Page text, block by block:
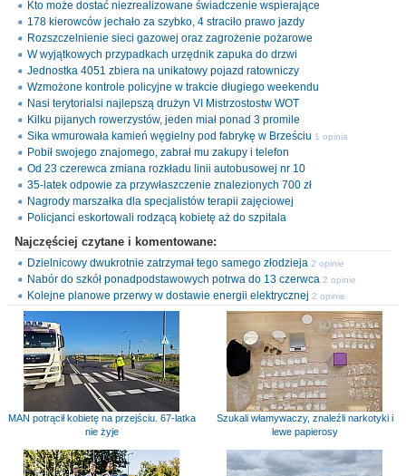
Kto może dostać niezrealizowane świadczenie wspierające
178 kierowców jechało za szybko, 4 straciło prawo jazdy
Rozszczelnienie sieci gazowej oraz zagrożenie pożarowe
W wyjątkowych przypadkach urzędnik zapuka do drzwi
Jednostka 4051 zbiera na unikatowy pojazd ratowniczy
Wzmożone kontrole policyjne w trakcie długiego weekendu
Nasi terytorialsi najlepszą drużyn VI Mistrzostostw WOT
Kilku pijanych rowerzystów, jeden miał ponad 3 promile
Sika wmurowała kamień węgielny pod fabrykę w Brześciu 1 opinia
Pobił swojego znajomego, zabrał mu zakupy i telefon
Od 23 czerewca zmiana rozkładu linii autobusowej nr 10
35-latek odpowie za przywłaszczenie znalezionych 700 zł
Nagrody marszałka dla specjalistów terapii zajęciowej
Policjanci eskortowali rodzącą kobietę aż do szpitala
Najczęściej czytane i komentowane:
Dzielnicowy dwukrotnie zatrzymał tego samego złodzieja 2 opinie
Nabór do szkół ponadpodstawowych potrwa do 13 czerwca 2 opinie
Kolejne planowe przerwy w dostawie energii elektrycznej 2 opinie
MAN potrącił kobietę na przejściu. 67-latka
nie żyje
Szukali włamywaczy, znaleźli narkotyki i
lewe papierosy